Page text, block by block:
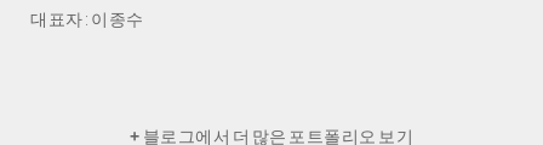
대표자 : 이종수
+ 블로그에서 더 많은 포트폴리오 보기